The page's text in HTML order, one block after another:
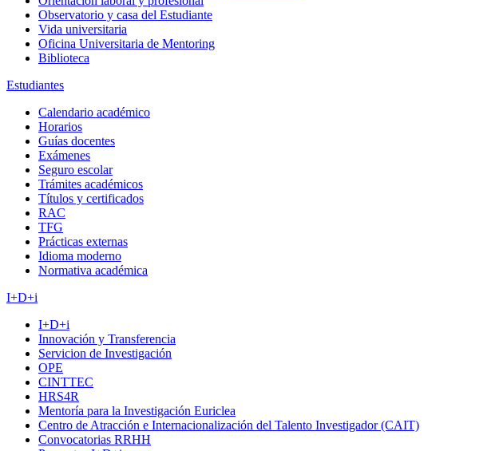
Observatorio y casa del Estudiante
Vida universitaria
Oficina Universitaria de Mentoring
Biblioteca
Estudiantes
Calendario académico
Horarios
Guías docentes
Exámenes
Seguro escolar
Trámites académicos
Títulos y certificados
RAC
TFG
Prácticas externas
Idioma moderno
Normativa académica
I+D+i
I+D+i
Innovación y Transferencia
Servicion de Investigación
OPE
CINTTEC
HRS4R
Mentoría para la Investigación Euriclea
Centro de Atracción e Internacionalización del Talento Investigador (CAIT)
Convocatorias RRHH